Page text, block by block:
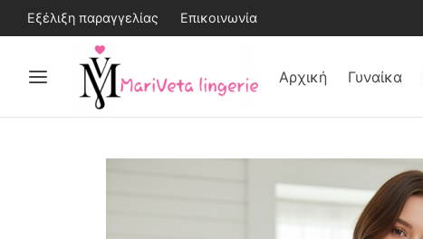
Εξέλιξη παραγγελίας Επικοινωνία
Αρχική Γυναίκα